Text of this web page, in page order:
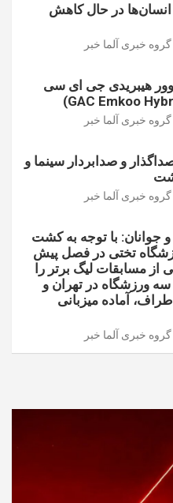
در حال کاهش
گروه خبری آلما خبر
هیبریدی جی ای سی
گروه خبری آلما خبر
و صدابردار سینما و
گروه خبری آلما خبر
جوانان: با توجه به کشت
تختی در فصل پیش
از مسابقات لیگ برتر را
ورزشگاه در تهران و
آماده میزبانی
گروه خبری آلما خبر